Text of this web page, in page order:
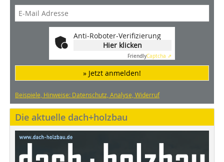
Anti-Roboter-Verifizierung
Hier klicken
FriendlyCaptcha ⇗
» Jetzt anmelden!
Beispiele, Hinweise: Datenschutz, Analyse, Widerruf
Die aktuelle dach+holzbau